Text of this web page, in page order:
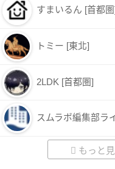
すまいるん [首都圏]
トミー [東北]
2LDK [首都圏]
スムラボ編集部ラ
もっと